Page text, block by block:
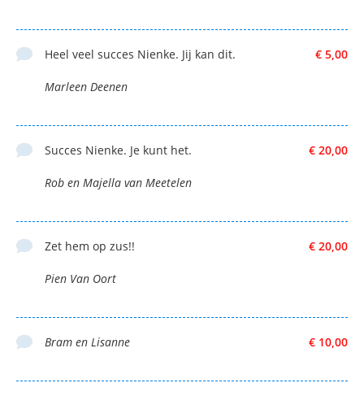
€ 5,00
Heel veel succes Nienke. Jij kan dit.
Marleen Deenen
€ 20,00
Succes Nienke. Je kunt het.
Rob en Majella van Meetelen
€ 20,00
Zet hem op zus!!
Pien Van Oort
€ 10,00
Bram en Lisanne